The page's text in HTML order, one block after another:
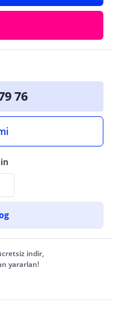
76
indir,
yararlan!